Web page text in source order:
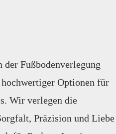
Fußbodenverlegung
Optionen für
Wir verlegen die
Präzision und Liebe